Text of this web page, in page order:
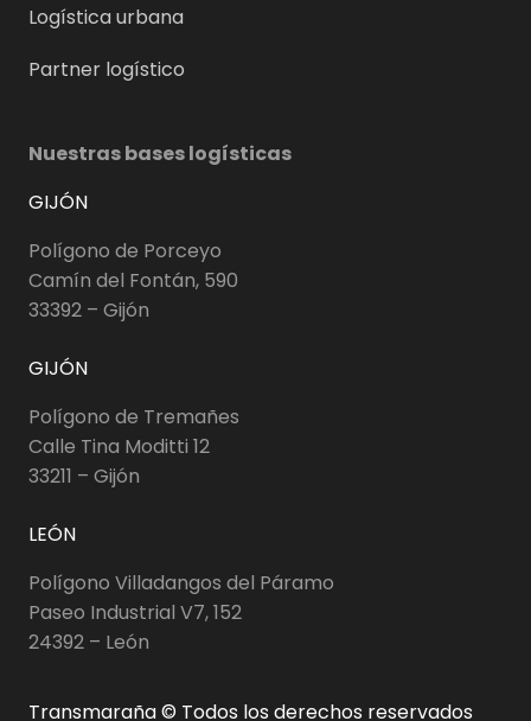
Logística urbana
Partner logístico
Nuestras bases logísticas
GIJÓN
Polígono de Porceyo
Camín del Fontán, 590
33392 – Gijón
GIJÓN
Polígono de Tremañes
Calle Tina Moditti 12
33211 – Gijón
LEÓN
Polígono Villadangos del Páramo
Paseo Industrial V7, 152
24392 – León
Transmaraña © Todos los derechos reservados